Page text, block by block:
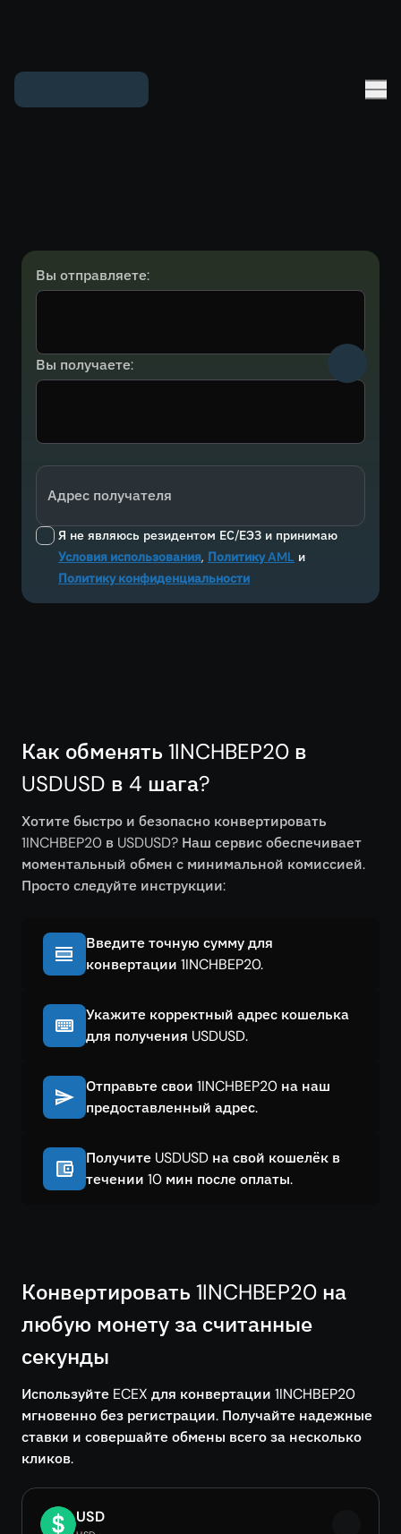
Вы отправляете:
Вы получаете:
Адрес получателя
Я не являюсь резидентом ЕС/ЕЭЗ и принимаю
Условия использования, Политику AML и
Политику конфиденциальности
Как обменять 1INCHBEP20 в
USDUSD в 4 шага?
Хотите быстро и безопасно конвертировать
1INCHBEP20 в USDUSD? Наш сервис обеспечивает
моментальный обмен с минимальной комиссией.
Просто следуйте инструкции:
Введите точную сумму для
конвертации 1INCHBEP20.
Укажите корректный адрес кошелька
для получения USDUSD.
Отправьте свои 1INCHBEP20 на наш
предоставленный адрес.
Получите USDUSD на свой кошелёк в
течении 10 мин после оплаты.
Конвертировать 1INCHBEP20 на
любую монету за считанные
секунды
Используйте ECEX для конвертации 1INCHBEP20
мгновенно без регистрации. Получайте надежные
ставки и совершайте обмены всего за несколько
кликов.
USD